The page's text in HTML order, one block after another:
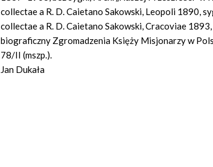
collectae a R. D. Caietano Sakowski, Leopoli 1890,
collectae a R. D. Caietano Sakowski, Cracoviae
biograficzny Zgromadzenia Księży Misjonarzy w
78/II (mszp.).
Jan Dukała